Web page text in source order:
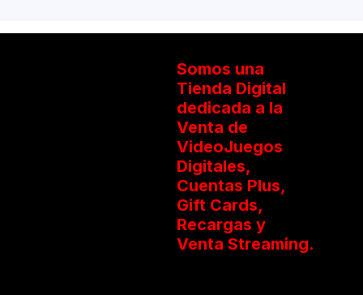
Somos una
Tienda Digital
dedicada a la
Venta de
VideoJuegos
Digitales,
Cuentas Plus,
Gift Cards,
Recargas y
Venta Streaming.